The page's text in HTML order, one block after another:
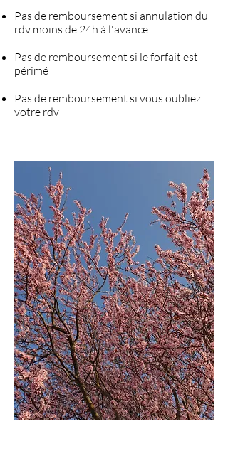
Pas de remboursement si annulation du
rdv moins de 24h à l'avance
Pas de remboursement si le forfait est
périmé
Pas de remboursement si vous oubliez
votre rdv